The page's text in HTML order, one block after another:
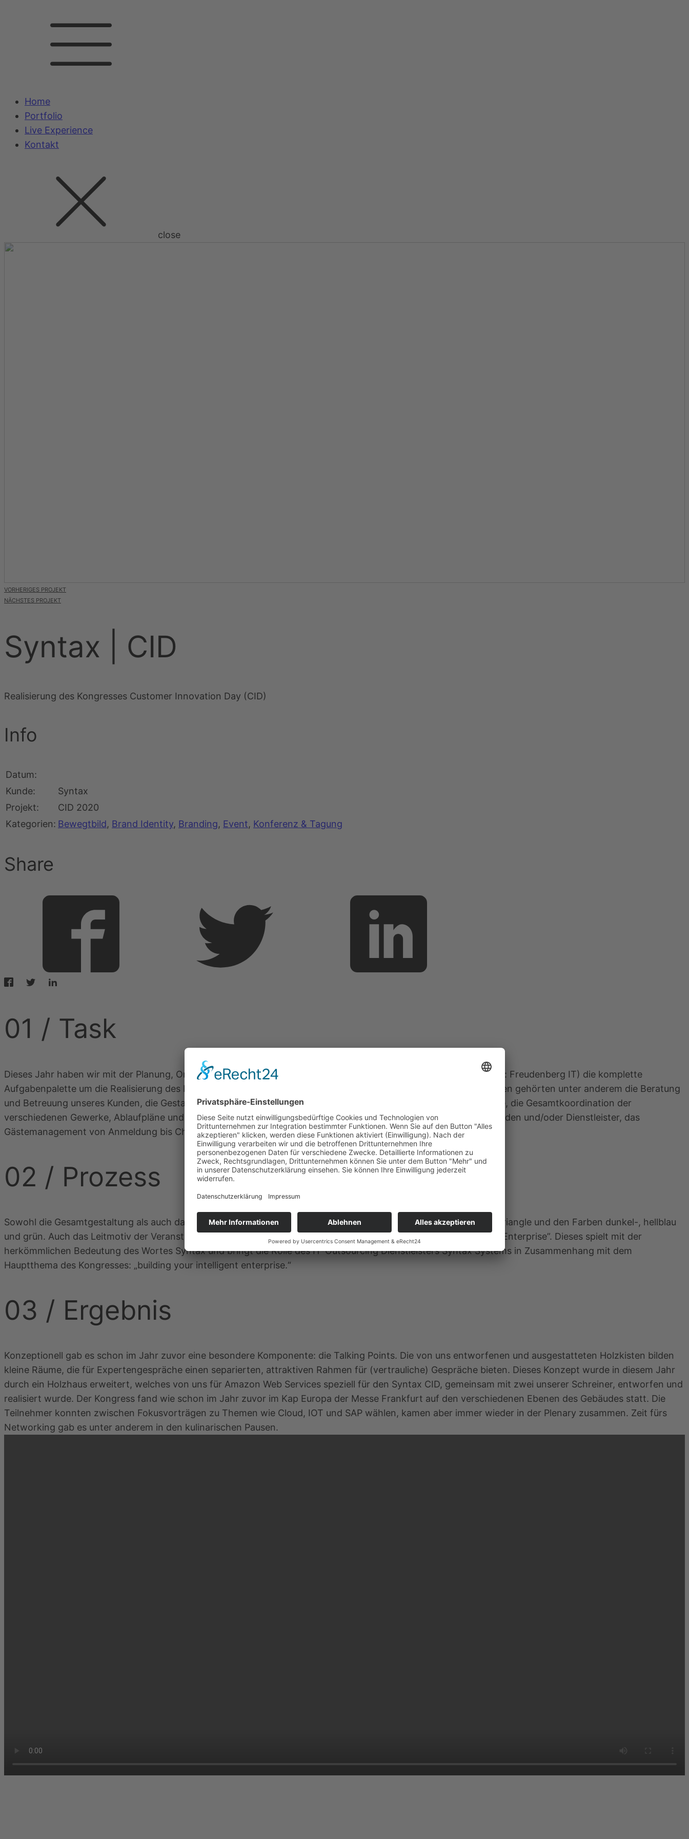
Home
Portfolio
Live Experience
Kontakt
close
VORHERIGES PROJEKT
NÄCHSTES PROJEKT
Syntax | CID
Realisierung des Kongresses Customer Innovation Day (CID)
Info
Datum:
Kunde:
Syntax
Projekt:
CID 2020
Kategorien: Bewegtbild, Brand Identity, Branding, Event, Konferenz & Tagung
Share
01 / Task
Dieses Jahr haben wir mit der Planung, Organisation sowie Umsetzung für unseren Kunden Syntax Systems (früher: Freudenberg IT) die komplette
Aufgabenpalette um die Realisierung des Kongresses Customer Innovation Day (CID) übernommen. Zu den Aufgaben gehörten unter anderem die Beratung
und Betreuung unseres Kunden, die Gestaltung inklusive eines Keyvisual, die Konzeption einzelner Programmpunkte, die Gesamtkoordination der
verschiedenen Gewerke, Ablaufpläne und Ablaufregie zu erstellen und zu koordinieren, Visualisierungen für den Kunden und/oder Dienstleister, das
Gästemanagement von Anmeldung bis Check-In, und noch vieles mehr.
02 / Prozess
Sowohl die Gesamtgestaltung als auch das Keyvisual orientierten sich an dem Logo unseres Kunden: dem Syntax Triangle und den Farben dunkel-, hellblau
und grün. Auch das Leitmotiv der Veranstaltung wurde von uns entwickelt: „the Syntax for a SAP-based Intelligent Enterprise”. Dieses spielt mit der
herkömmlichen Bedeutung des Wortes Syntax und bringt die Rolle des IT-Outsourcing Dienstleisters Syntax Systems in Zusammenhang mit dem
Hauptthema des Kongresses: „building your intelligent enterprise.“
03 / Ergebnis
Konzeptionell gab es schon im Jahr zuvor eine besondere Komponente: die Talking Points. Die von uns entworfenen und ausgestatteten Holzkisten bilden
kleine Räume, die für Expertengespräche einen separierten, attraktiven Rahmen für (vertrauliche) Gespräche bieten. Dieses Konzept wurde in diesem Jahr
durch ein Holzhaus erweitert, welches von uns für Amazon Web Services speziell für den Syntax CID, gemeinsam mit zwei unserer Schreiner, entworfen und
realisiert wurde. Der Kongress fand wie schon im Jahr zuvor im Kap Europa der Messe Frankfurt auf den verschiedenen Ebenen des Gebäudes statt. Die
Teilnehmer konnten zwischen Fokusvorträgen zu Themen wie Cloud, IOT und SAP wählen, kamen aber immer wieder in der Plenary zusammen. Zeit fürs
Networking gab es unter anderem in den kulinarischen Pausen.